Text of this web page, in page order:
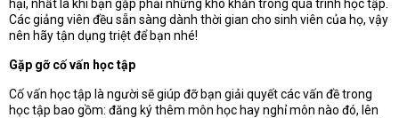
hại, nhất là khi bạn gặp phải những khó khăn trong quá trình học tập.
Các giảng viên đều sẵn sàng dành thời gian cho sinh viên của họ, vậy
nên hãy tận dụng triệt để bạn nhé!
Gặp gỡ cố vấn học tập
Cố vấn học tập là người sẽ giúp đỡ bạn giải quyết các vấn đề trong
học tập bao gồm: đăng ký thêm môn học hay nghỉ môn nào đó, lên